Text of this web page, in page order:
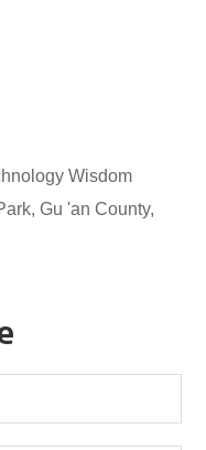
Wisdom
Gu 'an County,